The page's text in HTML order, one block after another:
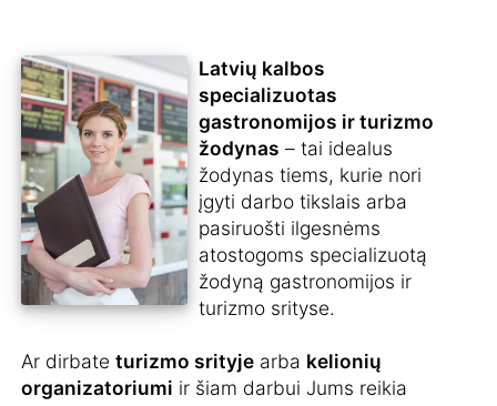
Latvių kalbos
specializuotas
gastronomijos ir turizmo
žodynas – tai idealus
žodynas tiems, kurie nori
įgyti darbo tikslais arba
pasiruošti ilgesnėms
atostogoms specializuotą
žodyną gastronomijos ir
turizmo srityse.
Ar dirbate turizmo srityje arba kelionių
organizatoriumi ir šiam darbui Jums reikia